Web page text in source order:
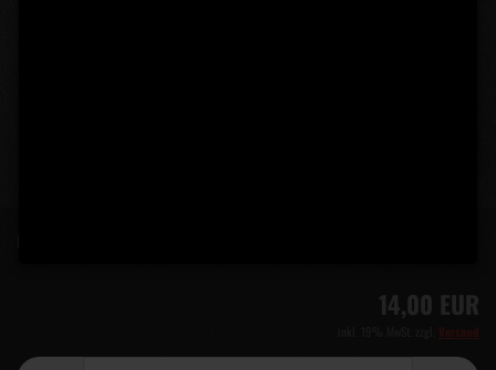
14,00 EUR
Versand